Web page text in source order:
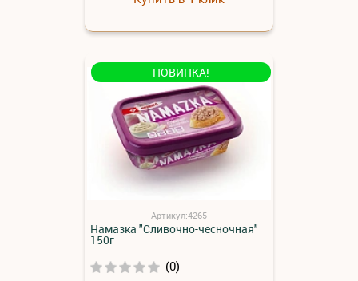
НОВИНКА!
Артикул:4265
Намазка "Сливочно-чесночная"
150г
(0)